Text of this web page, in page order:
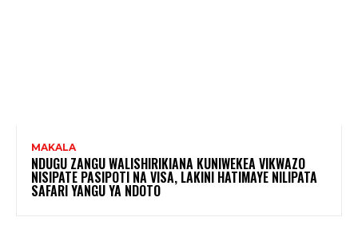
MAKALA
NDUGU ZANGU WALISHIRIKIANA KUNIWEKEA VIKWAZO
NISIPATE PASIPOTI NA VISA, LAKINI HATIMAYE NILIPATA
SAFARI YANGU YA NDOTO